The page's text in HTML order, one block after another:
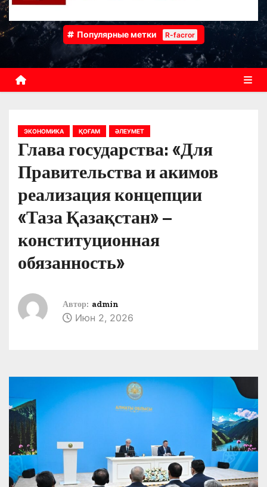
Популярные метки R-facror
ЭКОНОМИКА ҚОҒАМ ӘЛЕУМЕТ
Глава государства: «Для
Правительства и акимов
реализация концепции
«Таза Қазақстан» –
конституционная
обязанность»
Автор: admin
Июн 2, 2026